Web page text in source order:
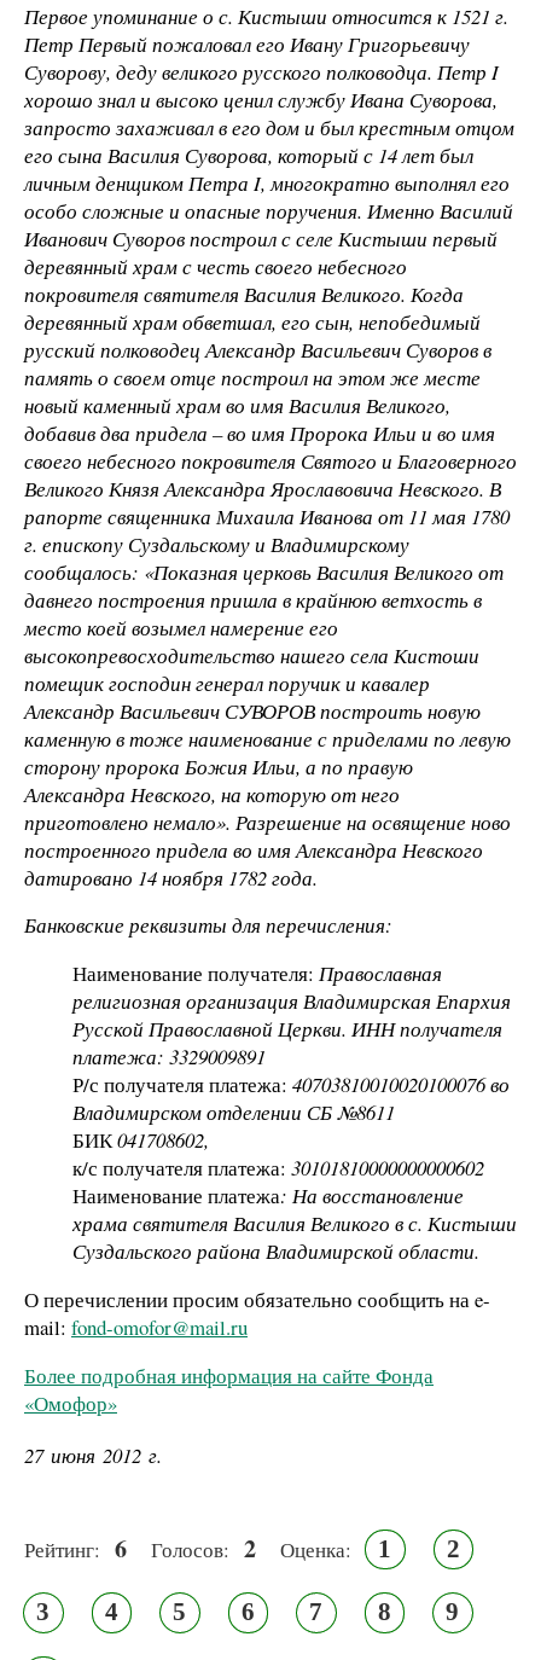
Первое упоминание о с. Кистыши относится к 1521 г.
Петр Первый пожаловал его Ивану Григорьевичу
Суворову, деду великого русского полководца. Петр I
хорошо знал и высоко ценил службу Ивана Суворова,
запросто захаживал в его дом и был крестным отцом
его сына Василия Суворова, который с 14 лет был
личным денщиком Петра I, многократно выполнял его
особо сложные и опасные поручения. Именно Василий
Иванович Суворов построил с селе Кистыши первый
деревянный храм с честь своего небесного
покровителя святителя Василия Великого. Когда
деревянный храм обветшал, его сын, непобедимый
русский полководец Александр Васильевич Суворов в
память о своем отце построил на этом же месте
новый каменный храм во имя Василия Великого,
добавив два придела – во имя Пророка Ильи и во имя
своего небесного покровителя Святого и Благоверного
Великого Князя Александра Ярославовича Невского. В
рапорте священника Михаила Иванова от 11 мая 1780
г. епископу Суздальскому и Владимирскому
сообщалось: «Показная церковь Василия Великого от
давнего построения пришла в крайнюю ветхость в
место коей возымел намерение его
высокопревосходительство нашего села Кистоши
помещик господин генерал поручик и кавалер
Александр Васильевич СУВОРОВ построить новую
каменную в тоже наименование с приделами по левую
сторону пророка Божия Ильи, а по правую
Александра Невского, на которую от него
приготовлено немало». Разрешение на освящение ново
построенного придела во имя Александра Невского
датировано 14 ноября 1782 года.
Банковские реквизиты для перечисления:
Наименование получателя: Православная
религиозная организация Владимирская Епархия
Русской Православной Церкви. ИНН получателя
платежа: 3329009891
Р/с получателя платежа: 40703810010020100076 во
Владимирском отделении СБ №8611
БИК041708602,
к/с получателя платежа: 30101810000000000602
Наименование платежа: На восстановление
храма святителя Василия Великого в с. Кистыши
Суздальского района Владимирской области.
О перечислении просим обязательно сообщить на e-
mail: fond-omofor@mail.ru
Более подробная информация на сайте Фонда
«Омофор»
27 июня 2012 г.
Рейтинг: 6 Голосов: 2 Оценка: 1 2
3 4 5 6 7 8 9